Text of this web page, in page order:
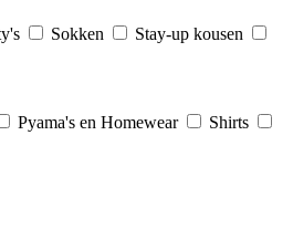
Sokken
Stay-up kousen
Pyama's en Homewear
Shirts